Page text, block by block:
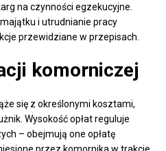
na czynności egzekucyjne.
i utrudnianie pracy
przewidziane w przepisach.
komorniczej
się z określonymi kosztami,
Wysokość opłat reguluje
– obejmują one opłatę